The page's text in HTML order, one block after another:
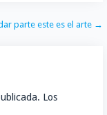
parte este es el arte →
Los